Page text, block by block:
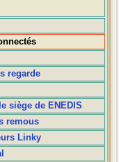
regarde
siège de ENEDIS
remous
Linky